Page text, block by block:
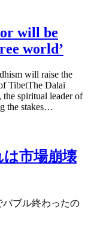
will be
world’
will raise the
TibetThe Dalai
the spiritual leader of
the stakes…
市場崩壊
ブル終わったの